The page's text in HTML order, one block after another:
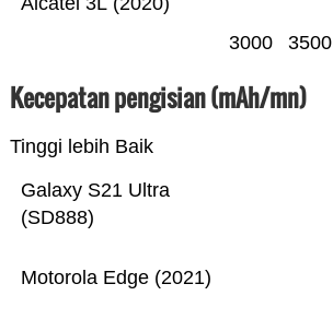
3000 3500
Kecepatan pengisian (mAh/mn)
Tinggi lebih Baik
Motorola Edge (2021)
Galaxy S21 Ultra
(SD888)